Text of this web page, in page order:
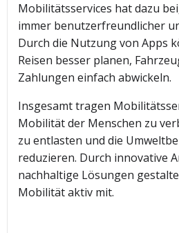
Mobilitätsservices hat dazu
immer benutzerfreundlicher
Durch die Nutzung von Apps
Reisen besser planen,
Zahlungen einfach abwickeln.
Insgesamt tragen
Mobilität der Menschen zu
zu entlasten und die
reduzieren. Durch innovative
nachhaltige Lösungen
Mobilität aktiv mit.